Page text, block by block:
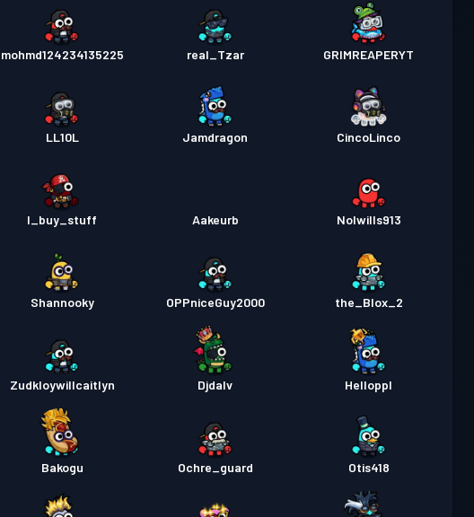
mohmd124234135225 real_Tzar GRIMREAPERYT
LL10L Jamdragon CincoLinco
I_buy_stuff Aakeurb Nolwills913
Shannooky OPPniceGuy2000 the_Blox_2
Zudkloywillcaitlyn Djdalv Helloppl
Bakogu Ochre_guard Otis418